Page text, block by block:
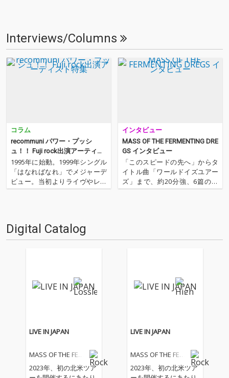
Interviews/Columns
コラム
recommuni パワー・プッシ
ュ！！ Fuji rock出演アーティス
ト特集
1995年に始動。1999年シングル
「はなればなれ」でメジャーデ
ビュー。当初よりライヴやレコ
ーディングなどにおいて他のア
ら、独自のスタンスを築き上げ
ている。2007年7枚目…
インタビュー
MASS OF THE FERMENTING DRE
GS インタビュー
「このスピードの先へ」からタ
イトル曲「ワールドイズユアー
ズ」まで、約20分強、6篇の楽
曲で生み出されたこの作品は、
間も内包している。それは、彼
Digital Catalog
LIVE IN JAPAN
MASS OF THE FER
2023年、初の北米ツア
LIVE IN JAPAN
MASS OF THE FER
2023年、初の北米ツア